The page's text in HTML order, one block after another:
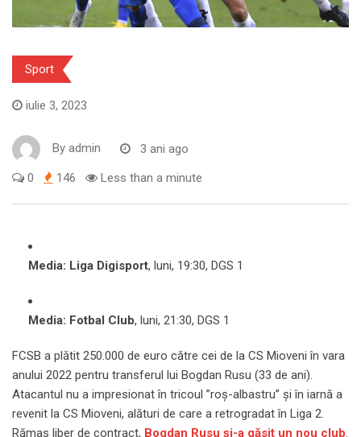
Sport
iulie 3, 2023
By admin 3 ani ago
0 146 Less than a minute
Media: Liga Digisport, luni, 19:30, DGS 1
Media: Fotbal Club, luni, 21:30, DGS 1
FCSB a plătit 250.000 de euro către cei de la CS Mioveni în vara
anului 2022 pentru transferul lui Bogdan Rusu (33 de ani).
Atacantul nu a impresionat în tricoul ”roș-albastru” și în iarnă a
revenit la CS Mioveni, alături de care a retrogradat în Liga 2.
Rămas liber de contract, Bogdan Rusu și-a găsit un nou club.